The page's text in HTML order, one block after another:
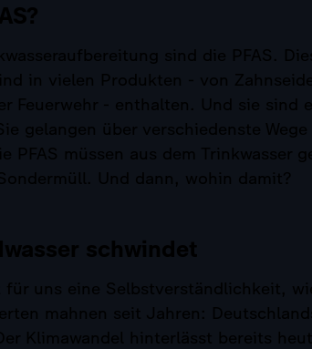
sind die PFAS.
in vielen Produkten - von
Feuerwehr - enthalten. Und sie sind
gelangen über verschiedenste
PFAS müssen aus dem Trinkwasser
Und dann, wohin damit?
schwindet
für uns eine Selbstverständlichkeit,
mahnen seit Jahren:
Klimawandel hinterlässt bereits